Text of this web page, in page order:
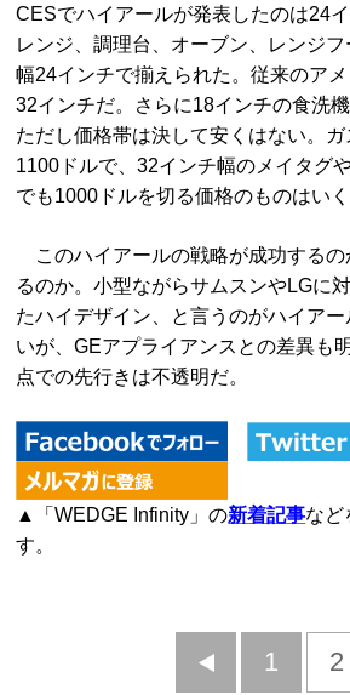
CESでハイアールが発表したのは24
レンジ、調理台、オーブン、レンジ
幅24インチで揃えられた。従来のア
32インチだ。さらに18インチの食洗
ただし価格帯は決して安くはない。
1100ドルで、32インチ幅のメイタグ
でも1000ドルを切る価格のものはいく
このハイアールの戦略が成功するの
るのか。小型ながらサムスンやLGに
たハイデザイン、と言うのがハイア
いが、GEアプライアンスとの差異も
点での先行きは不透明だ。
▲「WEDGE Infinity」の新着記事など
す。
前
1 2